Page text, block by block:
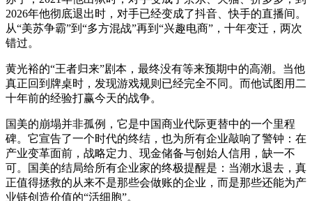
2026年他彻底退出时，对手已经变成了抖音、快手的直播间。
从“美苏争霸”到“多方混战”再到“兴趣电商”，十年变迁，两次
错过。
黄光裕的“王者归来”剧本，最终没有等来预期中的高潮。当他
真正回到牌桌时，发现游戏规则已经完全不同。而他试图用二
十年前的经验打赢今天的战争。
国美的崩塌并非孤例，它是中国商业代际更替中的一个里程
碑。它宣告了一个时代的终结，也为所有企业敲响了警钟：在
产业变革面前，战略定力、现金储备与创始人信用，缺一不
可。国美的结局给所有企业家的终极提醒是：当潮水退去，真
正值得拯救的从来不是那些会做账的企业，而是那些还能为产
业链创造价值的“活细胞”。